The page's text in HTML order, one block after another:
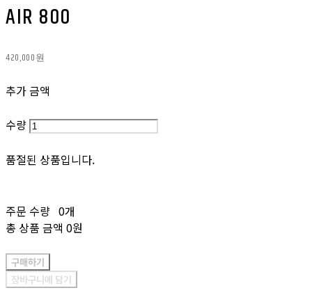
AIR 800
420,000원
추가 금액
수량
품절된 상품입니다.
주문 수량 0개
총 상품 금액 0원
구매하기
장바구니에 담기